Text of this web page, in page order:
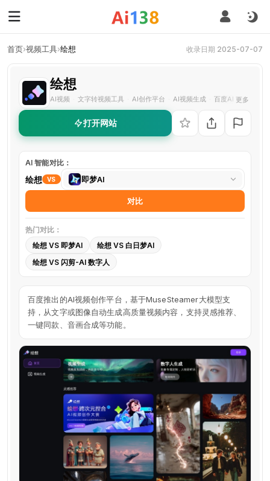
首页›视频工具›绘想 收录日期 2025-07-07
绘想
AI视频 文字转视频工具 AI创作平台 AI视频生成 百度AI视频
更多
打开网站
AI 智能对比：
绘想 VS
选
择
具
即梦AI
对比
热门对比：
绘想 VS 即梦AI
绘想 VS 白日梦AI
绘想 VS 闪剪-AI 数字人
VS
AI
百度推出的AI视频创作平台，基于MuseSteamer大模型支
持，从文字或图像自动生成高质量视频内容，支持灵感推荐、
一键同款、音画合成等功能。